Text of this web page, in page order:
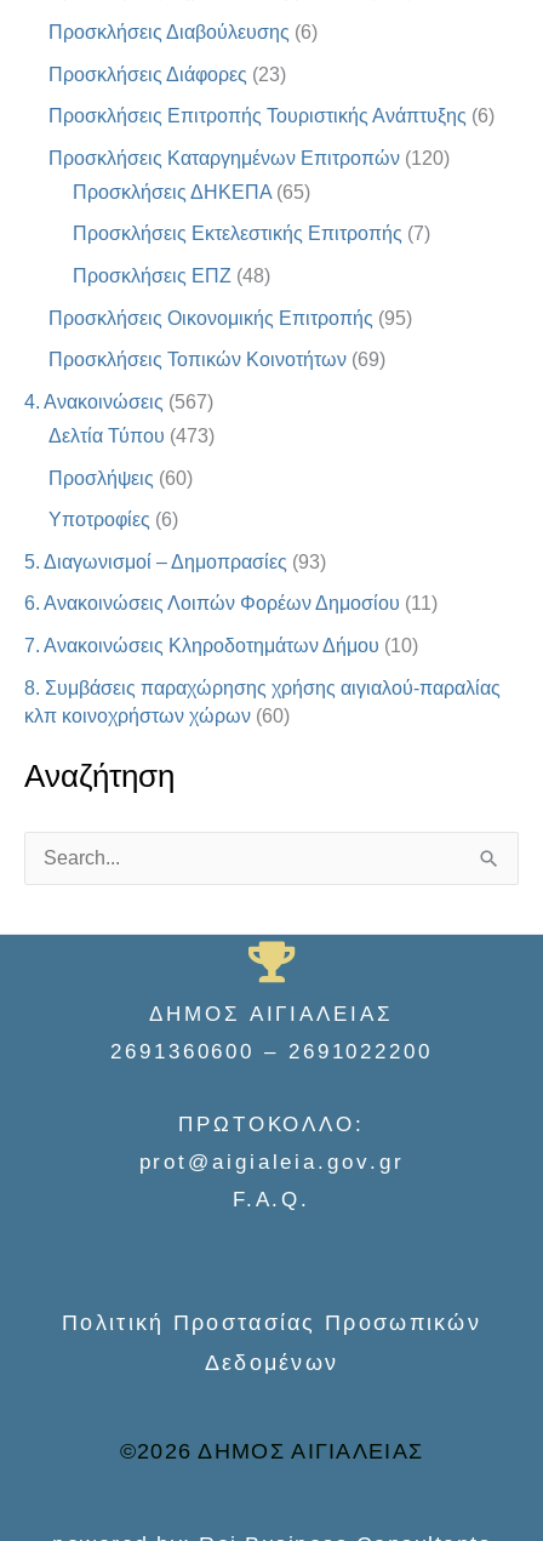
Προσκλήσεις Διαβούλευσης (6)
Προσκλήσεις Διάφορες (23)
Προσκλήσεις Επιτροπής Τουριστικής Ανάπτυξης (6)
Προσκλήσεις Καταργημένων Επιτροπών (120)
Προσκλήσεις ΔΗΚΕΠΑ (65)
Προσκλήσεις Εκτελεστικής Επιτροπής (7)
Προσκλήσεις ΕΠΖ (48)
Προσκλήσεις Οικονομικής Επιτροπής (95)
Προσκλήσεις Τοπικών Κοινοτήτων (69)
4. Ανακοινώσεις (567)
Δελτία Τύπου (473)
Προσλήψεις (60)
Υποτροφίες (6)
5. Διαγωνισμοί – Δημοπρασίες (93)
6. Ανακοινώσεις Λοιπών Φορέων Δημοσίου (11)
7. Ανακοινώσεις Κληροδοτημάτων Δήμου (10)
8. Συμβάσεις παραχώρησης χρήσης αιγιαλού-παραλίας
κλπ κοινοχρήστων χώρων (60)
Αναζήτηση
a
ΔΗΜΟΣ ΑΙΓΙΑΛΕΙΑΣ
2691360600 – 2691022200
ΠΡΩΤΟΚΟΛΛΟ:
prot@aigialeia.gov.gr
F.A.Q.
Πολιτική Προστασίας Προσωπικών
Δεδομένων
©2026 ΔΗΜΟΣ ΑΙΓΙΑΛΕΙΑΣ